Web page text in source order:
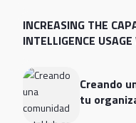
INCREASING THE
INTELLIGENCE
Creando
tu